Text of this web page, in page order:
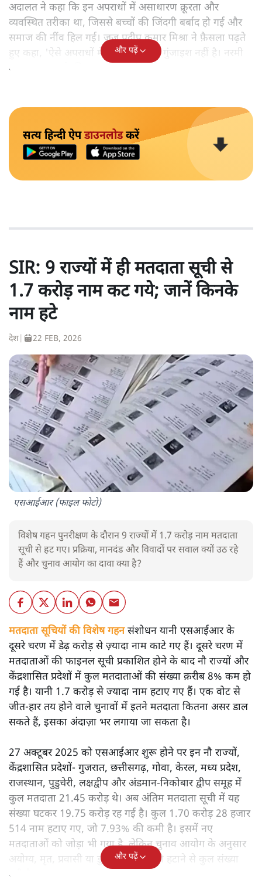
अदालत ने कहा कि इन अपराधों में असाधारण क्रूरता और
व्यवस्थित तरीका था, जिससे बच्चों की जिंदगी बर्बाद हो गई और
समाज की नींव हिल गई। जज प्रदीप कुमार मिश्रा ने फ़ैसला पढ़ते
हुए कहा, 'ऐसे अपराधों में कोई सुधार की गुंजाइश नहीं है। नरमी
बरतना समाज के लिए खतरनाक संदेश देगा।'
और पढ़ें
सत्य हिन्दी ऐपडाउनलोडकरें
SIR: 9 राज्यों में ही मतदाता सूची से
1.7 करोड़ नाम कट गये; जानें किनके
नाम हटे
देश 22 FEB, 2026
एसआईआर (फाइल फोटो)
विशेष गहन पुनरीक्षण के दौरान 9 राज्यों में 1.7 करोड़ नाम मतदाता
सूची से हट गए। प्रक्रिया, मानदंड और विवादों पर सवाल क्यों उठ रहे
हैं और चुनाव आयोग का दावा क्या है?
मतदाता सूचियों की विशेष गहनसंशोधन यानी एसआईआर के
दूसरे चरण में डेढ़ करोड़ से ज़्यादा नाम काटे गए हैं। दूसरे चरण में
मतदाताओं की फाइनल सूची प्रकाशित होने के बाद नौ राज्यों और
केंद्रशासित प्रदेशों में कुल मतदाताओं की संख्या क़रीब 8% कम हो
गई है। यानी 1.7 करोड़ से ज्यादा नाम हटाए गए हैं। एक वोट से
जीत-हार तय होने वाले चुनावों में इतने मतदाता कितना असर डाल
सकते हैं, इसका अंदाज़ा भर लगाया जा सकता है।
27 अक्टूबर 2025 को एसआईआर शुरू होने पर इन नौ राज्यों,
केंद्रशासित प्रदेशों- गुजरात, छत्तीसगढ़, गोवा, केरल, मध्य प्रदेश,
राजस्थान, पुडुचेरी, लक्षद्वीप और अंडमान-निकोबार द्वीप समूह में
कुल मतदाता 21.45 करोड़ थे। अब अंतिम मतदाता सूची में यह
संख्या घटकर 19.75 करोड़ रह गई है। कुल 1.70 करोड़ 28 हजार
514 नाम हटाए गए, जो 7.93% की कमी है। इसमें नए
मतदाताओं को जोड़ा भी गया है, लेकिन चुनाव आयोग के अनुसार
अयोग्य, मृत, प्रवासी या डुप्लिकेट नामों को हटाने से कुल संख्या
घटी है।
और पढ़ें